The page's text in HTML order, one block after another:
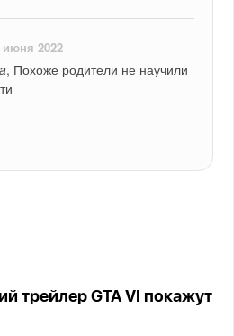
июня 2022
, Похоже родители не научили
трейлер GTA VI покажут